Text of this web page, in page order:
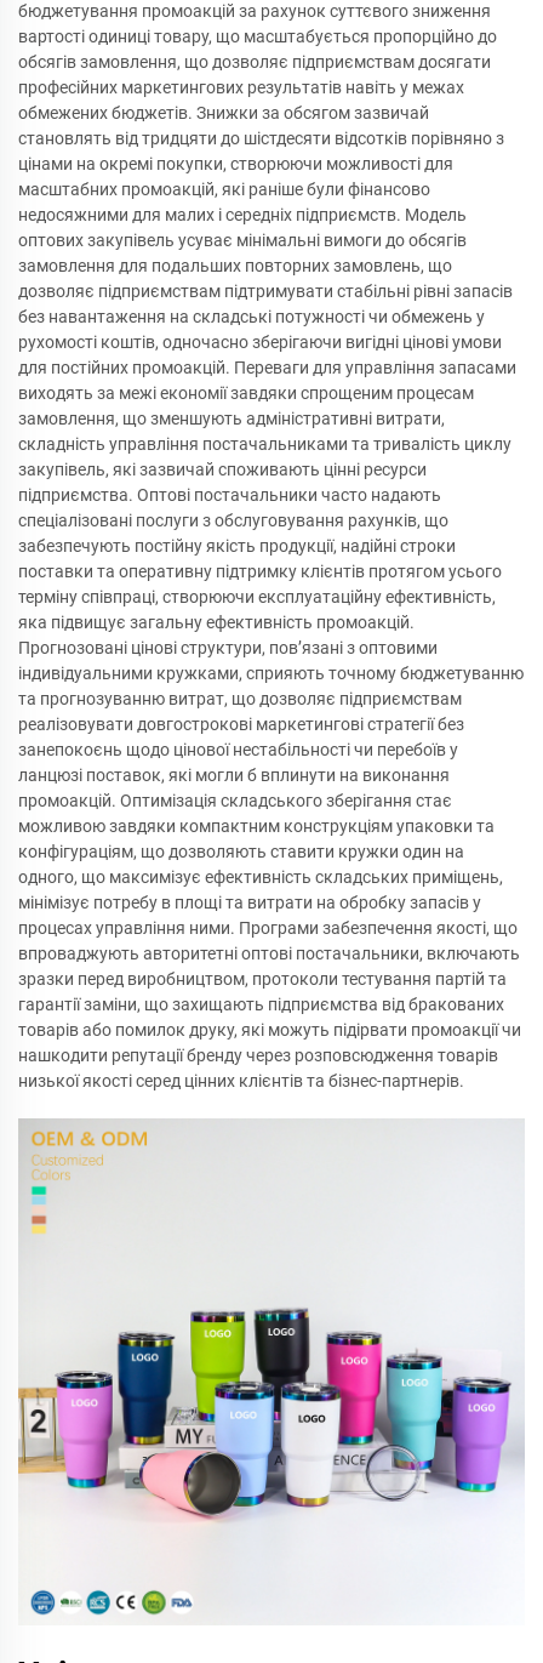
бюджетування промоакцій за рахунок суттєвого зниження
вартості одиниці товару, що масштабується пропорційно до
обсягів замовлення, що дозволяє підприємствам досягати
професійних маркетингових результатів навіть у межах
обмежених бюджетів. Знижки за обсягом зазвичай
становлять від тридцяти до шістдесяти відсотків порівняно з
цінами на окремі покупки, створюючи можливості для
масштабних промоакцій, які раніше були фінансово
недосяжними для малих і середніх підприємств. Модель
оптових закупівель усуває мінімальні вимоги до обсягів
замовлення для подальших повторних замовлень, що
дозволяє підприємствам підтримувати стабільні рівні запасів
без навантаження на складські потужності чи обмежень у
рухомості коштів, одночасно зберігаючи вигідні цінові умови
для постійних промоакцій. Переваги для управління запасами
виходять за межі економії завдяки спрощеним процесам
замовлення, що зменшують адміністративні витрати,
складність управління постачальниками та тривалість циклу
закупівель, які зазвичай споживають цінні ресурси
підприємства. Оптові постачальники часто надають
спеціалізовані послуги з обслуговування рахунків, що
забезпечують постійну якість продукції, надійні строки
поставки та оперативну підтримку клієнтів протягом усього
терміну співпраці, створюючи експлуатаційну ефективність,
яка підвищує загальну ефективність промоакцій.
Прогнозовані цінові структури, пов’язані з оптовими
індивідуальними кружками, сприяють точному бюджетуванню
та прогнозуванню витрат, що дозволяє підприємствам
реалізовувати довгострокові маркетингові стратегії без
занепокоєнь щодо цінової нестабільності чи перебоїв у
ланцюзі поставок, які могли б вплинути на виконання
промоакцій. Оптимізація складського зберігання стає
можливою завдяки компактним конструкціям упаковки та
конфігураціям, що дозволяють ставити кружки один на
одного, що максимізує ефективність складських приміщень,
мінімізує потребу в площі та витрати на обробку запасів у
процесах управління ними. Програми забезпечення якості, що
впроваджують авторитетні оптові постачальники, включають
зразки перед виробництвом, протоколи тестування партій та
гарантії заміни, що захищають підприємства від бракованих
товарів або помилок друку, які можуть підірвати промоакції чи
нашкодити репутації бренду через розповсюдження товарів
низької якості серед цінних клієнтів та бізнес-партнерів.